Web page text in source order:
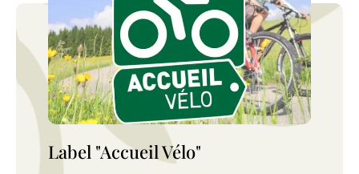
Label accueil vélo Terre d'Argence
Label "Accueil Vélo"